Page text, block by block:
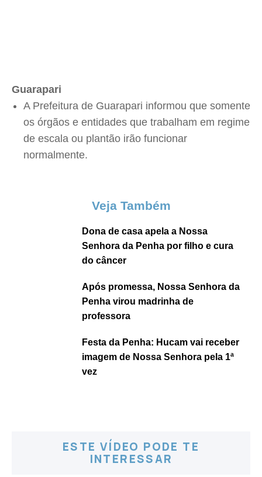
Guarapari
A Prefeitura de Guarapari informou que somente
os órgãos e entidades que trabalham em regime
de escala ou plantão irão funcionar
normalmente.
Veja Também
Dona de casa apela a Nossa
Senhora da Penha por filho e cura
do câncer
Após promessa, Nossa Senhora da
Penha virou madrinha de
professora
Festa da Penha: Hucam vai receber
imagem de Nossa Senhora pela 1ª
vez
ESTE VÍDEO PODE TE
INTERESSAR